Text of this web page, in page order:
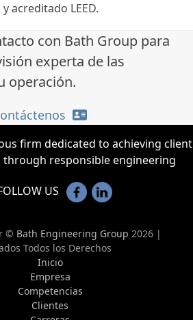
acreditado LEED.
con Bath Group para
experta de las
operación.
firm dedicated to achieving client
through responsible engineering
US
© Bath Engineering Group 2026 |
Todos los Derechos
Inicio
Empresa
Competencias
Clientes